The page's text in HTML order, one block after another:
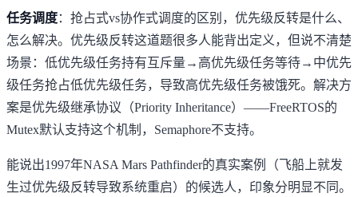
任务调度：抢占式vs协作式调度的区别，优先级反转是什么、
怎么解决。优先级反转这道题很多人能背出定义，但说不清楚
场景：低优先级任务持有互斥量→高优先级任务等待→中优先
级任务抢占低优先级任务，导致高优先级任务被饿死。解决方
案是优先级继承协议（Priority Inheritance）——FreeRTOS的
Mutex默认支持这个机制，Semaphore不支持。
能说出1997年NASA Mars Pathfinder的真实案例（飞船上就发
生过优先级反转导致系统重启）的候选人，印象分明显不同。